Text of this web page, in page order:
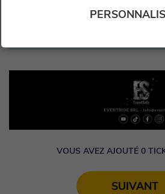
VOUS AVEZ AJOUTÉ 0
SUIVANT